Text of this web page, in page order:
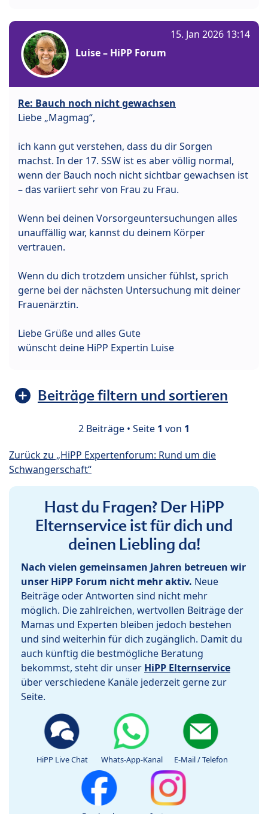
Luise – HiPP Forum
15. Jan 2026 13:14
Re: Bauch noch nicht gewachsen
Liebe „Magmag“,
ich kann gut verstehen, dass du dir Sorgen
machst. In der 17. SSW ist es aber völlig normal,
wenn der Bauch noch nicht sichtbar gewachsen ist
– das variiert sehr von Frau zu Frau.
Wenn bei deinen Vorsorgeuntersuchungen alles
unauffällig war, kannst du deinem Körper
vertrauen.
Wenn du dich trotzdem unsicher fühlst, sprich
gerne bei der nächsten Untersuchung mit deiner
Frauenärztin.
Liebe Grüße und alles Gute
wünscht deine HiPP Expertin Luise
Beiträge filtern und sortieren
2 Beiträge • Seite 1 von 1
Zurück zu „HiPP Expertenforum: Rund um die
Schwangerschaft“
Hast du Fragen? Der HiPP
Elternservice ist für dich und
deinen Liebling da!
Nach vielen gemeinsamen Jahren betreuen wir
unser HiPP Forum nicht mehr aktiv. Neue
Beiträge oder Antworten sind nicht mehr
möglich. Die zahlreichen, wertvollen Beiträge der
Mamas und Experten bleiben jedoch bestehen
und sind weiterhin für dich zugänglich. Damit du
auch künftig die bestmögliche Beratung
bekommst, steht dir unser HiPP Elternservice
über verschiedene Kanäle jederzeit gerne zur
Seite.
HiPP Live Chat Whats-App-Kanal E-Mail / Telefon